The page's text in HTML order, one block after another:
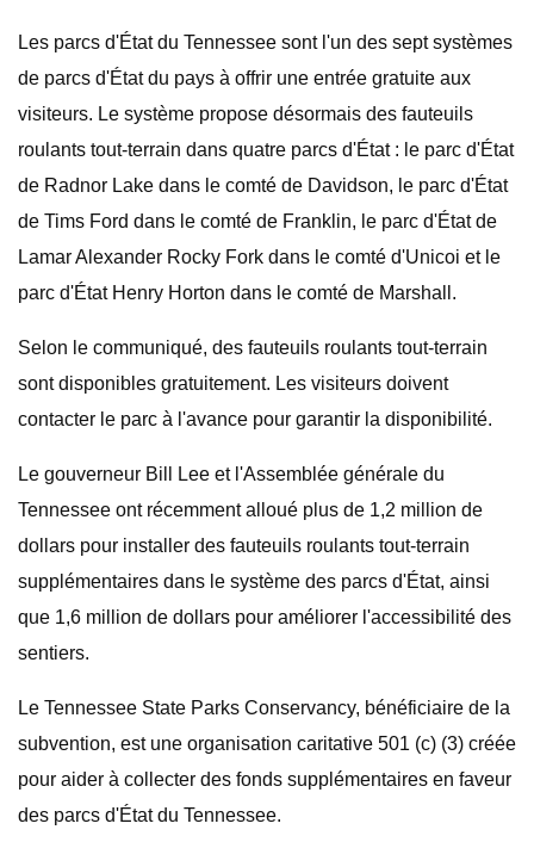
Les parcs d'État du Tennessee sont l'un des sept systèmes
de parcs d'État du pays à offrir une entrée gratuite aux
visiteurs. Le système propose désormais des fauteuils
roulants tout-terrain dans quatre parcs d'État : le parc d'État
de Radnor Lake dans le comté de Davidson, le parc d'État
de Tims Ford dans le comté de Franklin, le parc d'État de
Lamar Alexander Rocky Fork dans le comté d'Unicoi et le
parc d'État Henry Horton dans le comté de Marshall.
Selon le communiqué, des fauteuils roulants tout-terrain
sont disponibles gratuitement. Les visiteurs doivent
contacter le parc à l'avance pour garantir la disponibilité.
Le gouverneur Bill Lee et l'Assemblée générale du
Tennessee ont récemment alloué plus de 1,2 million de
dollars pour installer des fauteuils roulants tout-terrain
supplémentaires dans le système des parcs d'État, ainsi
que 1,6 million de dollars pour améliorer l'accessibilité des
sentiers.
Le Tennessee State Parks Conservancy, bénéficiaire de la
subvention, est une organisation caritative 501 (c) (3) créée
pour aider à collecter des fonds supplémentaires en faveur
des parcs d'État du Tennessee.